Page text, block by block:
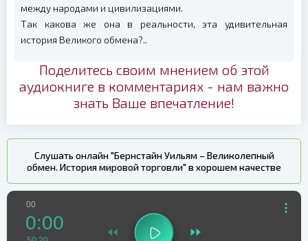
между народами и цивилизациями.
Так какова же она в реальности, эта удивительная
история Великого обмена?..
Поделитесь своим мнением об этой
аудиокниге в комментариях - нам важно
знать Ваше впечатление!
Слушать онлайн "Бернстайн Уильям – Великолепный
обмен. История мировой торговли" в хорошем качестве
00
0:00